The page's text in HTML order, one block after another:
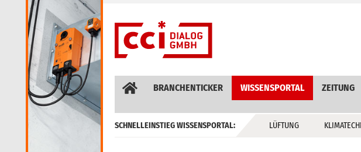
BRANCHENTICKER WISSENSPORTAL ZEITUNG
SCHNELLEINSTIEG WISSENSPORTAL: LÜFTUNG